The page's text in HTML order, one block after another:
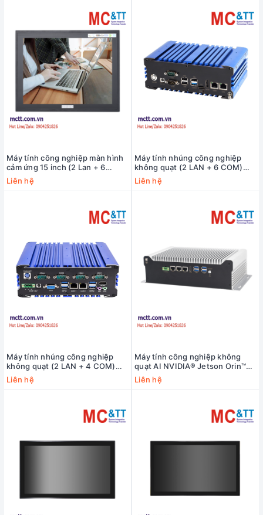
Máy tính công nghiệp màn hình
cảm ứng 15 inch (2 Lan + 6
COM) MPPC-2L6C-11TH-15S
Liên hệ
Máy tính nhúng công nghiệp
không quạt (2 LAN + 6 COM)
MCTT MBOX-ARM-2L6C
Liên hệ
Máy tính nhúng công nghiệp
không quạt (2 LAN + 4 COM)
MCTT MBOX-2L4C
Liên hệ
Máy tính công nghiệp không
quạt AI NVIDIA® Jetson Orin™
NX MCTT MBOX-205-JSB10
Liên hệ